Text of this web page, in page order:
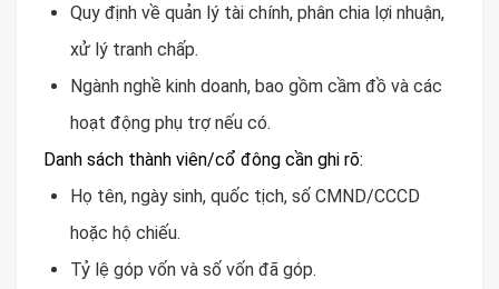
Quy định về quản lý tài chính, phân chia lợi nhuận,
xử lý tranh chấp.
Ngành nghề kinh doanh, bao gồm cầm đồ và các
hoạt động phụ trợ nếu có.
Danh sách thành viên/cổ đông cần ghi rõ:
Họ tên, ngày sinh, quốc tịch, số CMND/CCCD
hoặc hộ chiếu.
Tỷ lệ góp vốn và số vốn đã góp.